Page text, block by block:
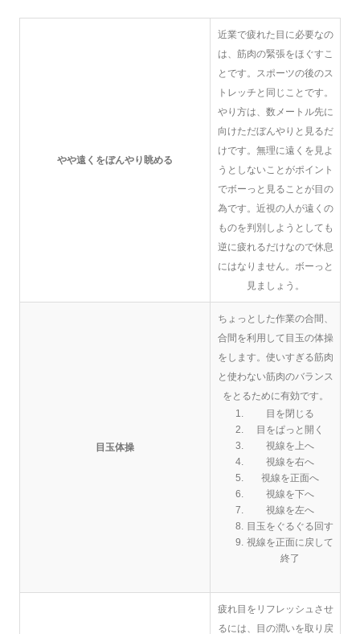
やや遠くをぼんやり眺める
近業で疲れた目に必要なの
は、筋肉の緊張をほぐすこ
とです。スポーツの後のス
トレッチと同じことです。
やり方は、数メートル先に
向けただぼんやりと見るだ
けです。無理に遠くを見よ
うとしないことがポイント
でボーっと見ることが目の
為です。近視の人が遠くの
ものを判別しようとしても
逆に疲れるだけなので休息
にはなりません。ボーっと
見ましょう。
目玉体操
ちょっとした作業の合間、
合間を利用して目玉の体操
をします。使いすぎる筋肉
と使わない筋肉のバランス
をとるために有効です。
目を閉じる
目をぱっと開く
視線を上へ
視線を右へ
視線を正面へ
視線を下へ
視線を左へ
目玉をぐるぐる回す
視線を正面に戻して
終了
疲れ目をリフレッシュさせ
るには、目の潤いを取り戻